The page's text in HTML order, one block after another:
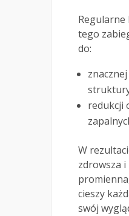
Regularne
tego
do:
redukcji
W
zdrowsza
cieszy
swój